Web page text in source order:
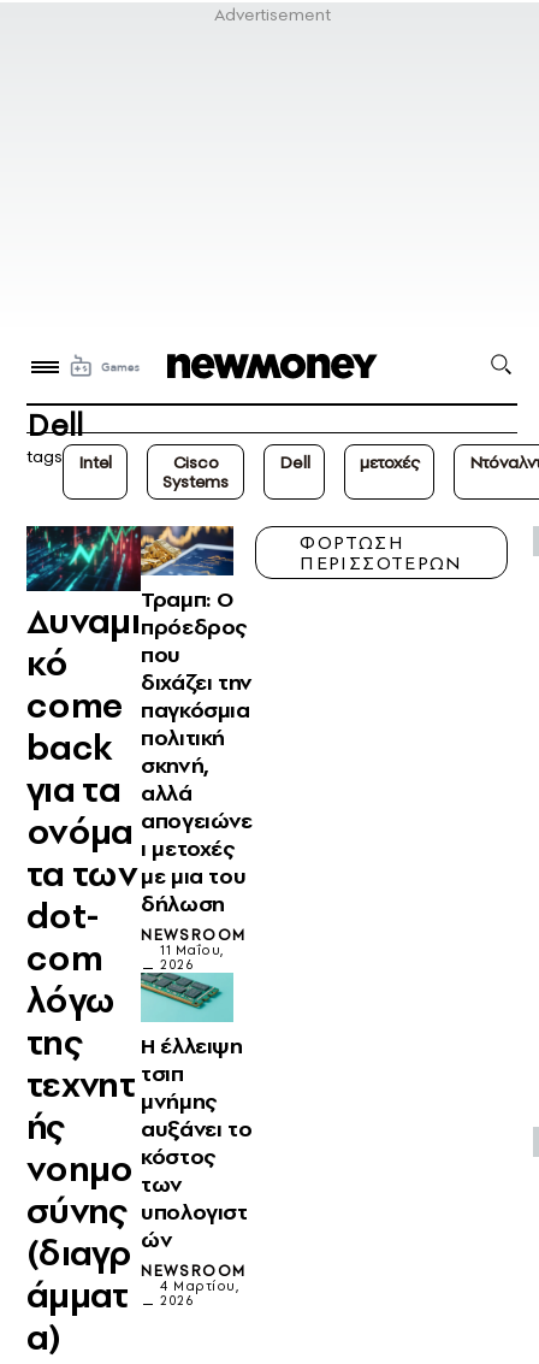
Dell
tags Intel
Cisco
Systems
Dell μετοχές
Δυναμι
κό
come
back
για τα
ονόμα
τα των
dot-
com
λόγω
της
τεχνητ
ής
νοημο
σύνης
(διαγρ
άμματ
α)
Τραμπ: Ο
πρόεδρος
που
διχάζει την
παγκόσμια
πολιτική
σκηνή,
αλλά
απογειώνε
ι μετοχές
με μια του
δήλωση
NEWSROOM
11 Μαΐου,
2026
Η έλλειψη
τσιπ
μνήμης
αυξάνει το
κόστος
των
υπολογιστ
ών
NEWSROOM
4 Μαρτίου,
2026
ΦΟΡΤΩΣΗ
ΠΕΡΙΣΣΟΤΕΡΩΝ